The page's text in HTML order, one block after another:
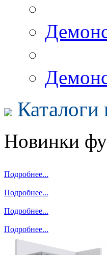
Новинки
Подробнее...
Подробнее...
Подробнее...
Подробнее...